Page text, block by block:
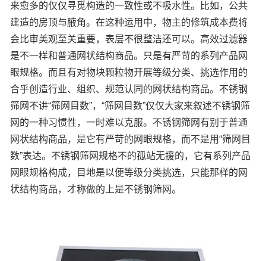
来愈多的仅仅寻觅构造的一致性或不吸水性。比如，公共
建造的房顶与腋角。在这种运用中，物主的修筑成本费将
会比审美观至关重要，表层不很整洁还可以。高效过滤器
是不一样和普通网状结构商品。只是有严苛的系列产品网
眼规格。而且有对物块颗粒物开展等级分类、挑选作用的
合乎创造行业、组织、规范认同的网状结构商品。不锈钢
筛网不讲“筛网目数”，“筛网目数”仅仅大家来叙述不锈钢筛
网的一种习惯性，一时难以克服。不锈钢筛网有别于普通
网状结构商品，是它有严苛的网眼规格，而不是用“筛网目
数”表达。不锈钢筛网规格不的孤站无援的，它有系列产品
网眼规格构成，目地是以便等级分类挑选，只能那样的网
状结构商品，才称做的上是不锈钢筛网。